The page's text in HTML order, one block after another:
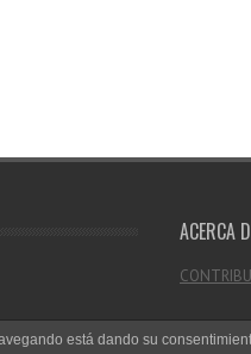
ACERCA
está dando su